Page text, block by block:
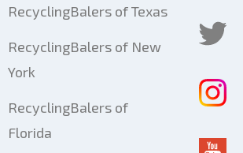
RecyclingBalers of Texas
RecyclingBalers of New
York
RecyclingBalers of
Florida